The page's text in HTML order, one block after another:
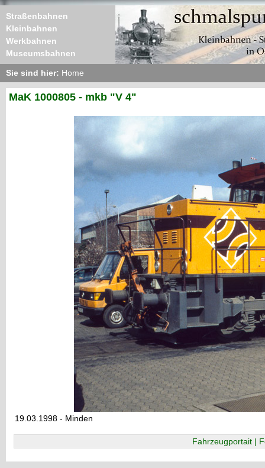
Straßenbahnen
Kleinbahnen
Werkbahnen
Museumsbahnen
Sie sind hier: Home
MaK 1000805 - mkb "V 4"
19.03.1998 - Minden
Fahrzeugportait |